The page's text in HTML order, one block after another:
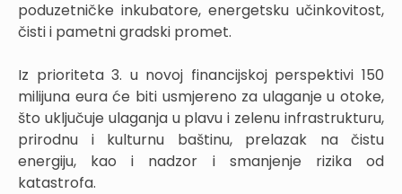
poduzetničke inkubatore, energetsku učinkovitost,
čisti i pametni gradski promet.
Iz prioriteta 3. u novoj financijskoj perspektivi 150
milijuna eura će biti usmjereno za ulaganje u otoke,
što uključuje ulaganja u plavu i zelenu infrastrukturu,
prirodnu i kulturnu baštinu, prelazak na čistu
energiju, kao i nadzor i smanjenje rizika od
katastrofa.